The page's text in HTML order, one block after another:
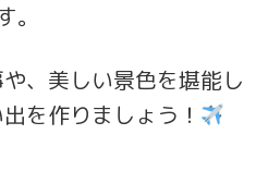
、美しい景色を堪能し
を作りましょう！